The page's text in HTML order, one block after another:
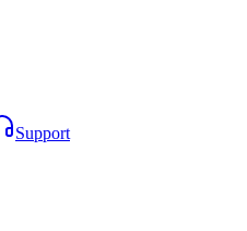
Support